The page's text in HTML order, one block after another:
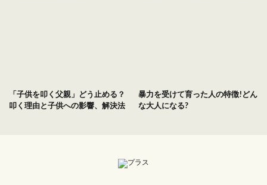
「子供を叩く父親」どう止める？
叩く理由と子供への影響、解決法
暴力を受けて育った人の特徴!どん
な大人になる?